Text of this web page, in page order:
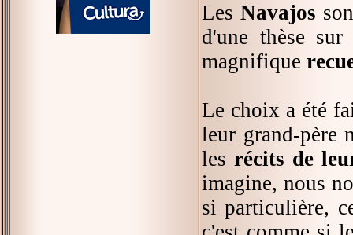
LesNavajos
d'une thèse
magnifique
Le choix a été
leur grand-père
lesrécits de
imagine, nous
si particulière,